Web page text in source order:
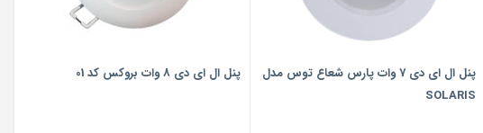
پنل ال ای دی 7 وات پارس شعاع توس مدل
SOLARIS
پنل ال ای دی 8 وات بروکس کد 01